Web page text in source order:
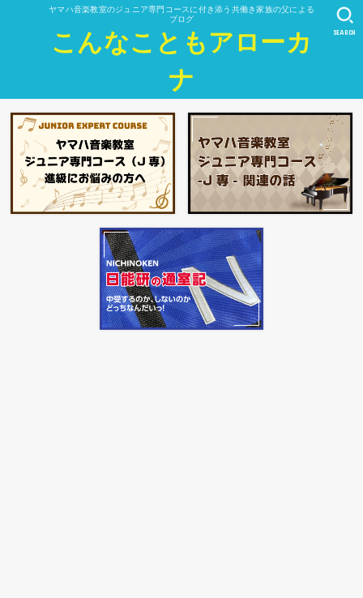
ヤマハ音楽教室のジュニア専門コースに付き添う共働き家族の父による
ブログ
こんなこともアローカ
ナ
SEARCH